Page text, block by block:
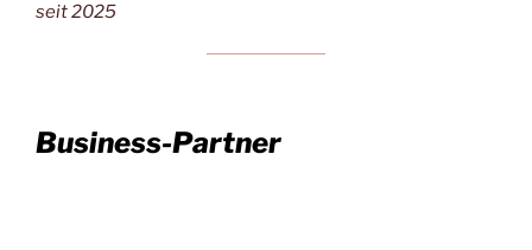
seit 2025
Business-Partner